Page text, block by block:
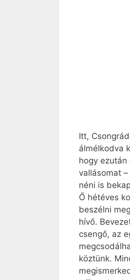
Itt,
álmélkodva
hogy
vallásomat
néni is
Ő hétéves
beszélni
hívő.
csengő, az
köztünk.